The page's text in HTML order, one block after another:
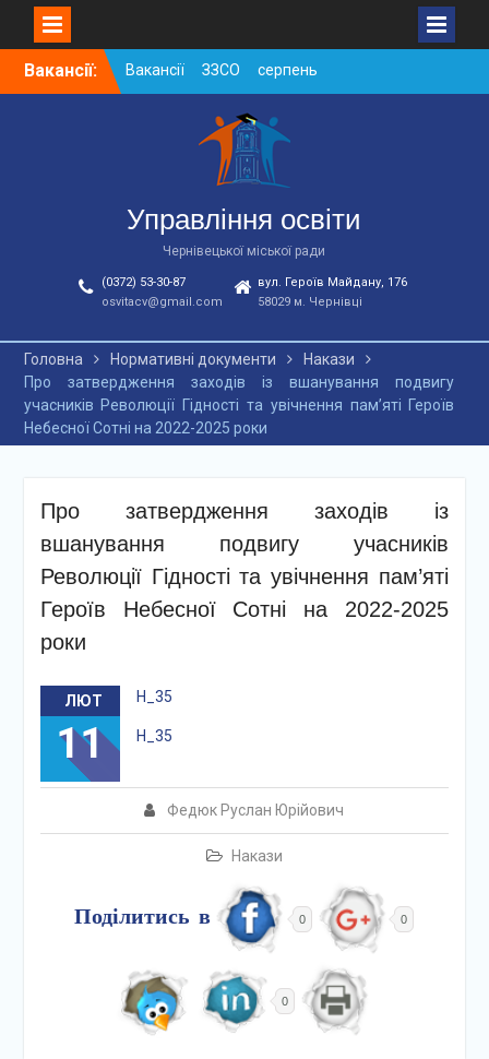
SkipВакансії:
Вакансії ЗЗСО серпень
2026
Вакансії ЗЗСО червень
Вакансії у ЗДО та
дошкільних підрозділах
ЗЗСО станом на
01.08.2026 р.
Управління освіти
Чернівецької міської ради
(0372) 53-30-87
osvitacv@gmail.com
вул. Героїв Майдану, 176
58029 м. Чернівці
Головна Нормативні документи
Накази
Про затвердження заходів із вшанування подвигу
учасників Революції Гідності та увічнення пам’яті Героїв
Небесної Сотні на 2022-2025 роки
Про затвердження заходів із
вшанування подвигу учасників
Революції Гідності та увічнення пам’яті
Героїв Небесної Сотні на 2022-2025
роки
ЛЮТ
11
Федюк Руслан Юрійович
Накази
Н_35
Н_35
Поділитись в 0 0
0